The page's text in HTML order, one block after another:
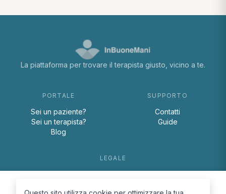
La piattaforma per trovare il terapista giusto, vicino a te.
PORTALE
Sei un paziente?
Sei un terapista?
Blog
SUPPORTO
Contatti
Guide
LEGALE